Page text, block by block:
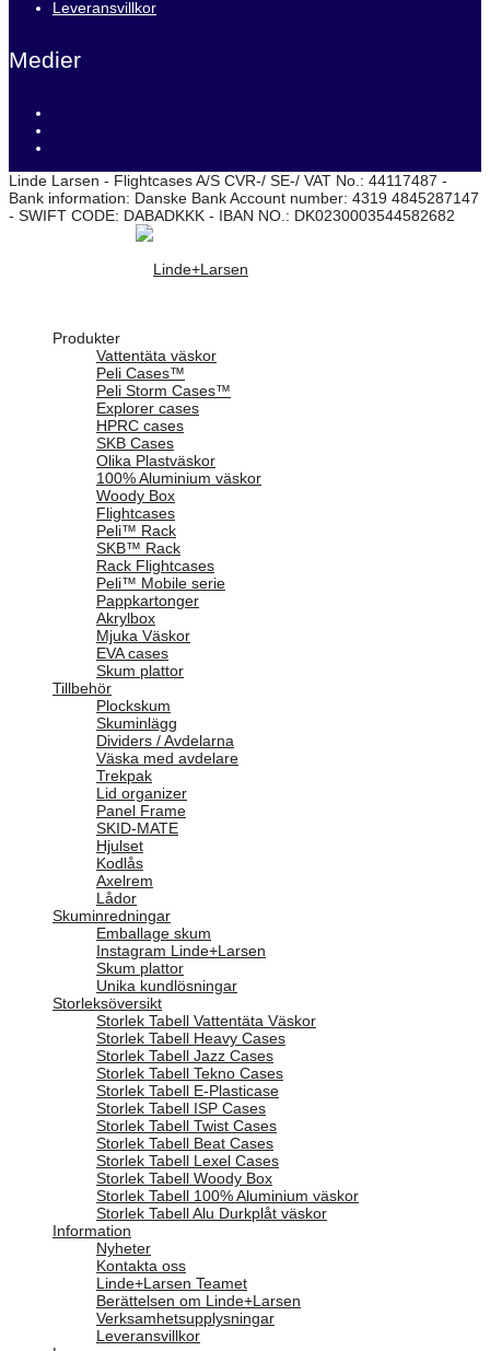
Leveransvillkor
Medier
Linde Larsen - Flightcases A/S CVR-/ SE-/ VAT No.: 44117487 -
Bank information: Danske Bank Account number: 4319 4845287147
- SWIFT CODE: DABADKKK - IBAN NO.: DK0230003544582682
Produkter
Vattentäta väskor
Peli Cases™
Peli Storm Cases™
Explorer cases
HPRC cases
SKB Cases
Olika Plastväskor
100% Aluminium väskor
Woody Box
Flightcases
Peli™ Rack
SKB™ Rack
Rack Flightcases
Peli™ Mobile serie
Pappkartonger
Akrylbox
Mjuka Väskor
EVA cases
Skum plattor
Tillbehör
Plockskum
Skuminlägg
Dividers / Avdelarna
Väska med avdelare
Trekpak
Lid organizer
Panel Frame
SKID-MATE
Hjulset
Kodlås
Axelrem
Lådor
Skuminredningar
Emballage skum
Instagram Linde+Larsen
Skum plattor
Unika kundlösningar
Storleksöversikt
Storlek Tabell Vattentäta Väskor
Storlek Tabell Heavy Cases
Storlek Tabell Jazz Cases
Storlek Tabell Tekno Cases
Storlek Tabell E-Plasticase
Storlek Tabell ISP Cases
Storlek Tabell Twist Cases
Storlek Tabell Beat Cases
Storlek Tabell Lexel Cases
Storlek Tabell Woody Box
Storlek Tabell 100% Aluminium väskor
Storlek Tabell Alu Durkplåt väskor
Information
Nyheter
Kontakta oss
Linde+Larsen Teamet
Berättelsen om Linde+Larsen
Verksamhetsupplysningar
Leveransvillkor